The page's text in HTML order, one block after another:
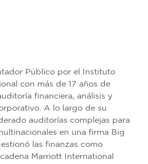
Público por el Instituto
con más de 17 años de
financiera, análisis y
A lo largo de su
auditorías complejas para
en una firma Big
las finanzas como
Marriott International